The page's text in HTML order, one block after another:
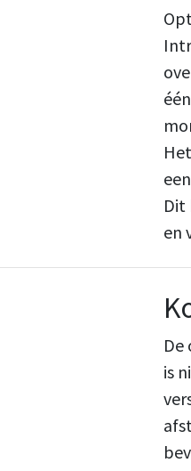
Dit
en
is